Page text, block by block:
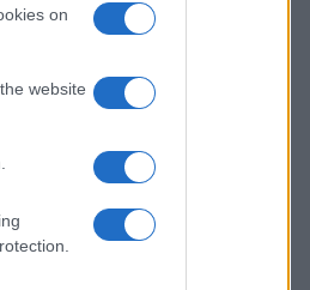
on
website
Gradec.